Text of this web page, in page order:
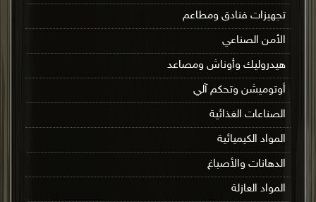
تجهيزات فنادق ومطاعم
الأمن الصناعي
هيدروليك وأوناش ومصاعد
أوتوميشن وتحكم آلي
الصناعات الغذائية
المواد الكيميائية
الدهانات والأصباغ
المواد العازلة